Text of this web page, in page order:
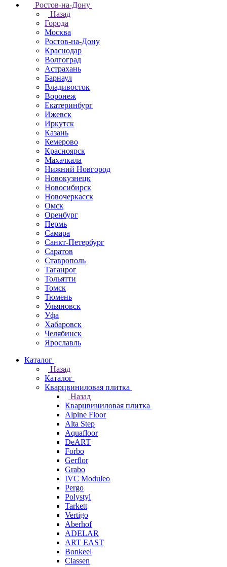
Ростов-на-Дону
Назад
Города
Москва
Ростов-на-Дону
Краснодар
Волгоград
Астрахань
Барнаул
Владивосток
Воронеж
Екатеринбург
Ижевск
Иркутск
Казань
Кемерово
Красноярск
Махачкала
Нижний Новгород
Новокузнецк
Новосибирск
Новочеркаcск
Омск
Оренбург
Пермь
Самара
Санкт-Петербург
Саратов
Ставрополь
Таганрог
Тольятти
Томск
Тюмень
Ульяновск
Уфа
Хабаровск
Челябинск
Ярославль
Каталог
Назад
Каталог
Кварцвиниловая плитка
Назад
Кварцвиниловая плитка
Alpine Floor
Alta Step
Aquafloor
DeART
Forbo
Gerflor
Grabo
IVC Moduleo
Pergo
Polystyl
Tarkett
Vertigo
Aberhof
ADELAR
ART EAST
Bonkeel
Classen